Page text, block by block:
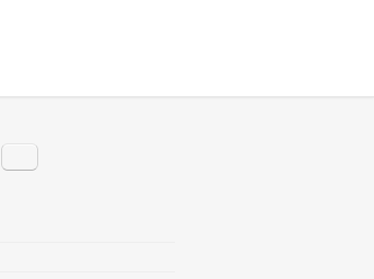
Suche